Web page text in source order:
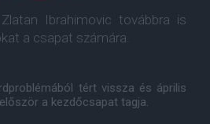
Ibrahimovic továbbra is
a csapat számára.
tért vissza és április
a kezdőcsapat tagja.